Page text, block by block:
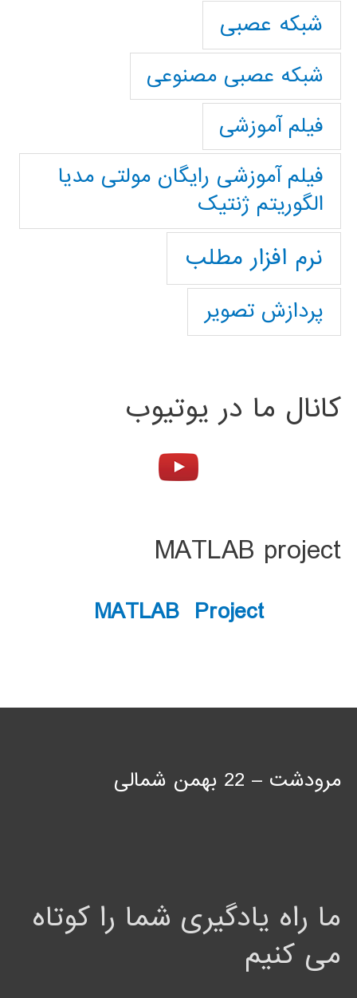
شبکه عصبی
شبکه عصبی مصنوعی
فیلم آموزشی
فیلم آموزشی رایگان مولتی مدیا
الگوریتم ژنتیک
نرم افزار مطلب
پردازش تصویر
کانال ما در یوتیوب
MATLAB project
MATLAB Project
مرودشت – 22 بهمن شمالی
ما راه یادگیری شما را کوتاه
می کنیم